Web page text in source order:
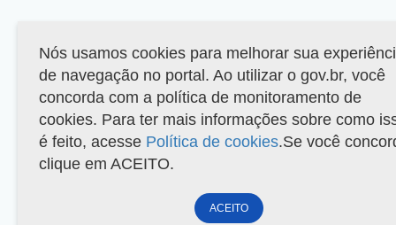
Nós usamos cookies para melhorar sua
de navegação no portal. Ao utilizar o gov.br, você
concorda com a política de monitoramento de
cookies. Para ter mais informações sobre como
é feito, acesse Política de cookies.Se você
clique em ACEITO.
ACEITO